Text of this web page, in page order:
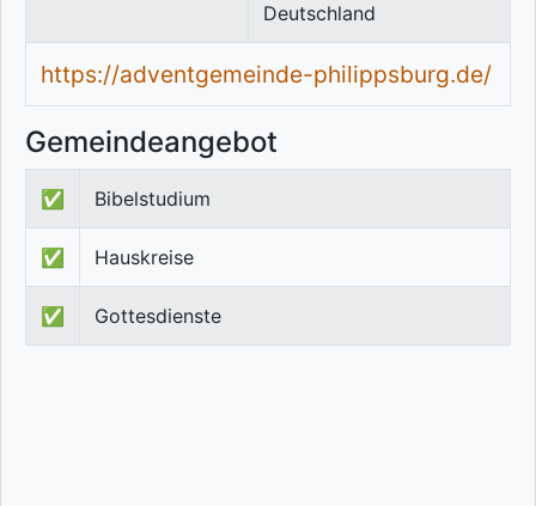
Deutschland
https://adventgemeinde-philippsburg.de/
Gemeindeangebot
✅ Bibelstudium
✅ Hauskreise
✅ Gottesdienste